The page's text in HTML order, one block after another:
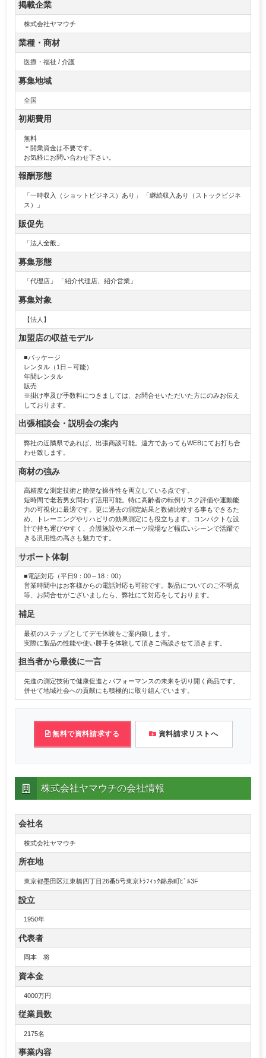
掲載企業
株式会社ヤマウチ
業種・商材
医療・福祉 / 介護
募集地域
全国
初期費用
無料
＊開業資金は不要です。
お気軽にお問い合わせ下さい。
報酬形態
「一時収入（ショットビジネス）あり」 「継続収入あり（ストックビジネ
ス）」
販促先
「法人全般」
募集形態
「代理店」 「紹介代理店、紹介営業」
募集対象
【法人】
加盟店の収益モデル
■パッケージ
レンタル（1日～可能）
年間レンタル
販売
※掛け率及び手数料につきましては、お問合せいただいた方にのみお伝え
しております。
出張相談会・説明会の案内
弊社の近隣県であれば、出張商談可能。遠方であってもWEBにてお打ち合
わせ致します。
商材の強み
高精度な測定技術と簡便な操作性を両立している点です。
短時間で老若男女問わず活用可能。特に高齢者の転倒リスク評価や運動能
力の可視化に最適です。更に過去の測定結果と数値比較する事もできるた
め、トレーニングやリハビリの効果測定にも役立ちます。コンパクトな設
計で持ち運びやすく、介護施設やスポーツ現場など幅広いシーンで活躍で
きる汎用性の高さも魅力です。
サポート体制
■電話対応（平日9：00～18：00）
営業時間中はお客様からの電話対応も可能です。製品についてのご不明点
等、お問合せがございましたら、弊社にて対応をしております。
補足
最初のステップとしてデモ体験をご案内致します。
実際に製品の性能や使い勝手を体験して頂きご商談させて頂きます。
担当者から最後に一言
先進の測定技術で健康促進とパフォーマンスの未来を切り開く商品です。
併せて地域社会への貢献にも積極的に取り組んでいます。
無料で資料請求する 資料請求リストへ
株式会社ヤマウチの会社情報
会社名
株式会社ヤマウチ
所在地
東京都墨田区江東橋四丁目26番5号東京ﾄﾗﾌｨｯｸ錦糸町ﾋﾞﾙ3F
設立
1950年
代表者
岡本 将
資本金
4000万円
従業員数
2175名
事業内容